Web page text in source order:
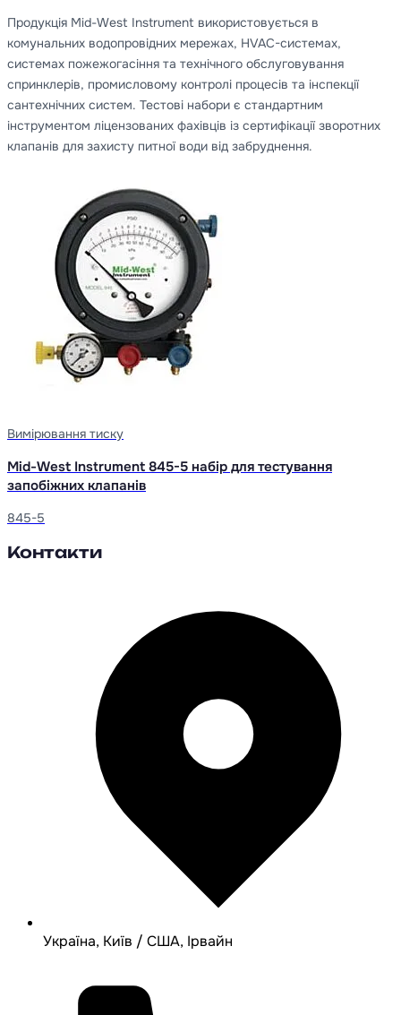
Продукція Mid-West Instrument використовується в
комунальних водопровідних мережах, HVAC-системах,
системах пожежогасіння та технічного обслуговування
спринклерів, промисловому контролі процесів та інспекції
сантехнічних систем. Тестові набори є стандартним
інструментом ліцензованих фахівців із сертифікації зворотних
клапанів для захисту питної води від забруднення.
Вимірювання тиску
Mid-West Instrument 845-5 набір для тестування
запобіжних клапанів
845-5
Контакти
Україна, Київ / США, Ірвайн